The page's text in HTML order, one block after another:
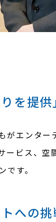
を提供
がエンター
ービス、空
す。
への挑